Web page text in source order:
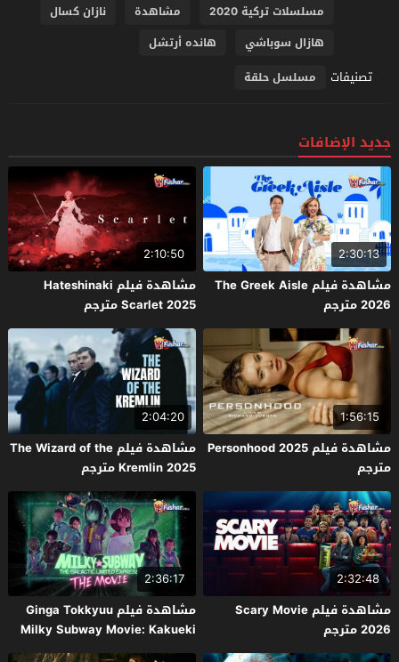
مسلسلات تركية 2020
مشاهدة
نازان كسال
هازال سوباشي
هانده أرتشل
تصنيفات مسلسل حلقة
جديد الإضافات
2:30:13
مشاهدة فيلم The Greek Aisle
2026 مترجم
2:10:50
مشاهدة فيلم Hateshinaki
Scarlet 2025 مترجم
1:56:15
مشاهدة فيلم Personhood 2025
مترجم
2:04:20
مشاهدة فيلم The Wizard of the
Kremlin 2025 مترجم
2:32:48
مشاهدة فيلم Scary Movie
2026 مترجم
2:36:17
مشاهدة فيلم Ginga Tokkyuu
Milky Subway Movie: Kakueki
Teisha Gekijou Yuki 2026 مترجم